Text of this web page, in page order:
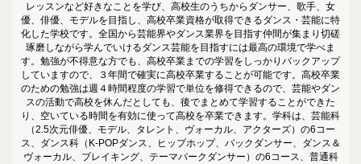
レッスンなど好きなことを学び、高校生のうちからダンサー、歌手、女
優、俳優、モデルを目指し、高校卒業資格が取得できるダンス・芸能に特
化した学校です。全国から芸能界やダンス業界を目指す仲間が集まり切磋
琢磨しながら学んでいけるダンス芸能を目指すには最高の環境で学べま
す。勉強が不得意な方でも、高校卒業までの学習をしっかりバックアップ
していますので、３年間で確実に高校卒業することが可能です。高校卒業
のための勉強は週４時間程度の学習で単位を修得できるので、芸能やダン
スの活動で高校を休んだとしても、後でまとめて学習することができた
り、空いている時間を有効に使って高校を卒業できます。学科は、芸能科
（2.5次元俳優、モデル、タレント、ヴォーカル、アクターズ）の6コー
ス、ダンス科（K-POPダンス、ヒップホップ、バックダンサー、ダンス＆
ヴォーカル、ブレイキング、テーマパークダンサー）の6コース、普通科